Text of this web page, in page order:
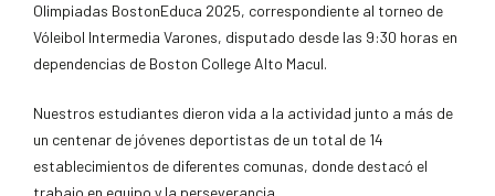
Olimpiadas BostonEduca 2025, correspondiente al torneo de
Vóleibol Intermedia Varones, disputado desde las 9:30 horas en
dependencias de Boston College Alto Macul.
Nuestros estudiantes dieron vida a la actividad junto a más de
un centenar de jóvenes deportistas de un total de 14
establecimientos de diferentes comunas, donde destacó el